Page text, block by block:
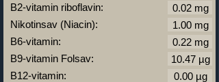
B2-vitamin riboflavin:
Nikotinsav (Niacin):
B6-vitamin:
B9-vitamin Folsav:
B12-vitamin: